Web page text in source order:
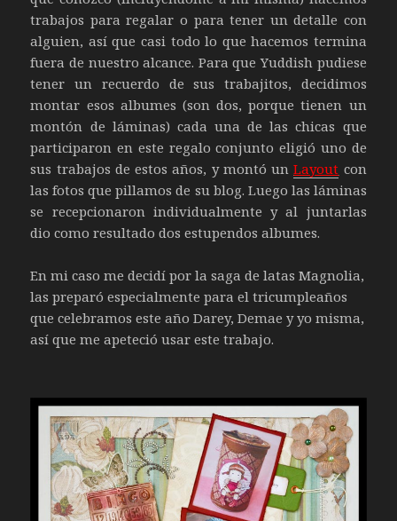
trabajos para regalar o para tener un detalle con
alguien, así que casi todo lo que hacemos termina
fuera de nuestro alcance. Para que Yuddish pudiese
tener un recuerdo de sus trabajitos, decidimos
montar esos albumes (son dos, porque tienen un
montón de láminas) cada una de las chicas que
participaron en este regalo conjunto eligió uno de
sus trabajos de estos años, y montó unLayout con
las fotos que pillamos de su blog. Luego las láminas
se recepcionaron individualmente y al juntarlas
dio como resultado dos estupendos albumes.
En mi caso me decidí por la saga de latas Magnolia,
las preparó especialmente para el tricumpleaños
que celebramos este año Darey, Demae y yo misma,
así que me apeteció usar este trabajo.